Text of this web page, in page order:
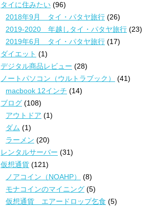
タイに住みたい (96)
2018年9月 タイ・パタヤ旅行 (26)
2019-2020 年越しタイ・パタヤ旅行 (23)
2019年6月 タイ・パタヤ旅行 (17)
ダイエット (1)
デジタル商品レビュー (28)
ノートパソコン（ウルトラブック）
(41)
macbook 12インチ (14)
ブログ (108)
アウトドア (1)
ダム (1)
ラーメン (20)
レンタルサーバー (31)
仮想通貨 (121)
ノアコイン（NOAHP）
(8)
モナコインのマイニング (5)
仮想通貨 エアードロップ乞食 (5)